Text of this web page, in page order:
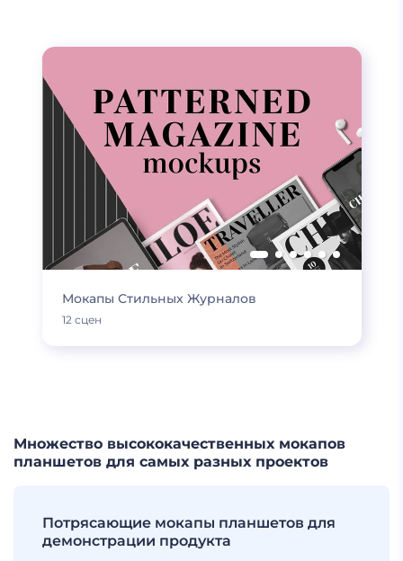
Мокапы Стильных Журналов
12 сцен
Множество высококачественных мокапов
планшетов для самых разных проектов
Потрясающие мокапы планшетов для
демонстрации продукта